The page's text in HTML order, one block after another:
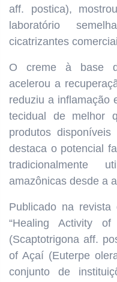
aff. postica),
laboratório
cicatrizantes
O creme à base
acelerou a
reduziu a inflamação
tecidual de melhor
produtos
destaca o potencial
tradicionalmente
amazônicas desde a
Publicado na
“Healing Activity
(Scaptotrigona aff.
of Açaí (Euterpe
conjunto de